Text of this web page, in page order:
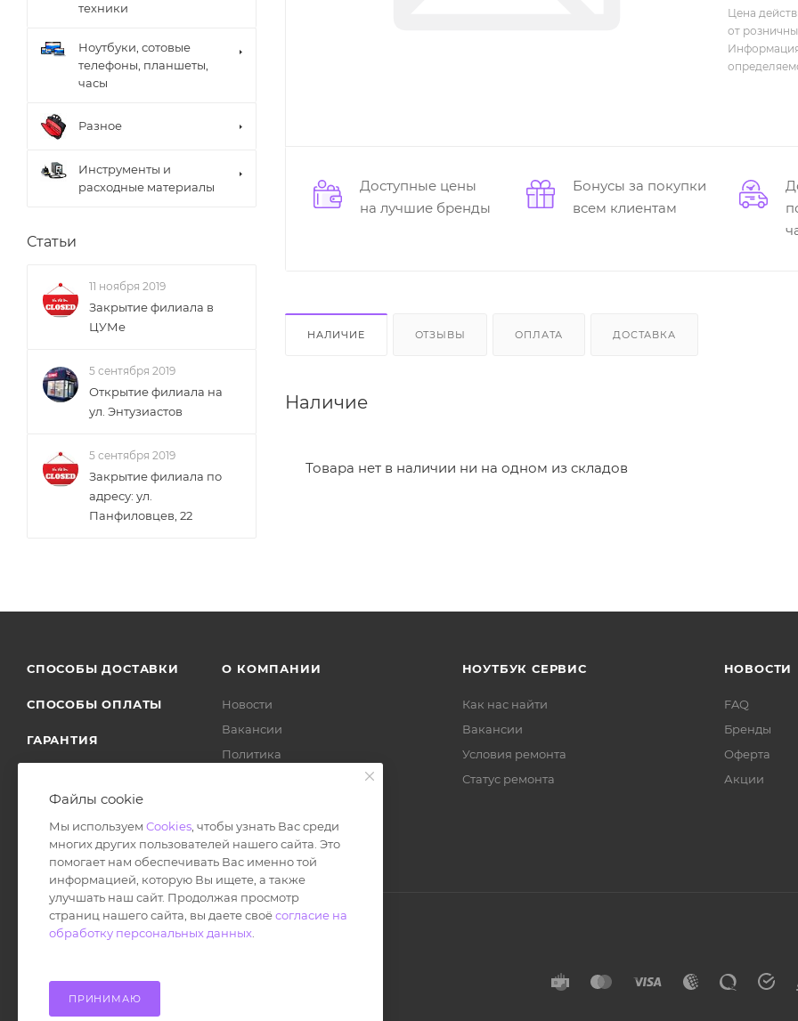
Цена
от
Доступные цены
на лучшие бренды
Бонусы за покупки
всем клиентам
НАЛИЧИЕ ОТЗЫВЫ ОПЛАТА ДОСТАВКА
Наличие
Товара нет в наличии ни на одном из складов
техники
Ноутбуки, сотовые
телефоны, планшеты,
часы
Разное
Инструменты и
расходные материалы
Статьи
11 ноября 2019
Закрытие филиала в
ЦУМе
5 сентября 2019
Открытие филиала на
ул. Энтузиастов
5 сентября 2019
Закрытие филиала по
адресу: ул.
Панфиловцев, 22
СПОСОБЫ ДОСТАВКИ
СПОСОБЫ ОПЛАТЫ
ГАРАНТИЯ
О КОМПАНИИ
Новости
Вакансии
Политика
НОУТБУК СЕРВИС
Как нас найти
Вакансии
Условия ремонта
Статус ремонта
НОВОСТИ
FAQ
Бренды
Оферта
Акции
Файлы cookie
Мы используем Cookies , чтобы узнать Вас среди
многих других пользователей нашего сайта. Это
помогает нам обеспечивать Вас именно той
информацией, которую Вы ищете, а также
улучшать наш сайт. Продолжая просмотр
страниц нашего сайта, вы даете своёсогласие на
обработку персональных данных
ПРИНИМАЮ